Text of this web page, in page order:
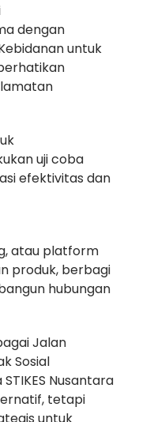
dengan
untuk
uji coba
efektivitas dan
atau platform
produk, berbagi
hubungan
Jalan
Sosial
Nusantara
tetapi